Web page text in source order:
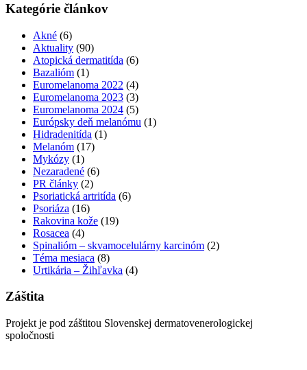
Kategórie článkov
Akné (6)
Aktuality (90)
Atopická dermatitída (6)
Bazalióm (1)
Euromelanoma 2022 (4)
Euromelanoma 2023 (3)
Euromelanoma 2024 (5)
Európsky deň melanómu (1)
Hidradenitída (1)
Melanóm (17)
Mykózy (1)
Nezaradené (6)
PR články (2)
Psoriatická artritída (6)
Psoriáza (16)
Rakovina kože (19)
Rosacea (4)
Spinalióm – skvamocelulárny karcinóm (2)
Téma mesiaca (8)
Urtikária – Žihľavka (4)
Záštita
Projekt je pod záštitou Slovenskej dermatovenerologickej
spoločnosti